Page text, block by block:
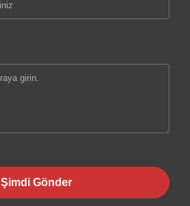
Şimdi Gönder